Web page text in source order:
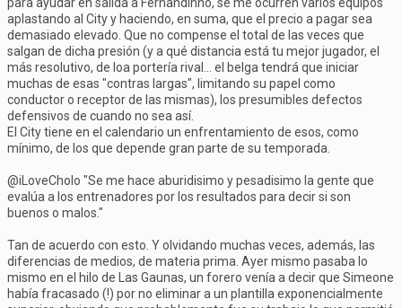
aplastando al City y haciendo, en suma, que el precio a pagar sea
demasiado elevado. Que no compense el total de las veces que
salgan de dicha presión (y a qué distancia está tu mejor jugador, el
más resolutivo, de loa portería rival... el belga tendrá que iniciar
muchas de esas "contras largas", limitando su papel como
conductor o receptor de las mismas), los presumibles defectos
defensivos de cuando no sea así.
El City tiene en el calendario un enfrentamiento de esos, como
mínimo, de los que depende gran parte de su temporada.
@iLoveCholo "Se me hace aburidisimo y pesadisimo la gente que
evalúa a los entrenadores por los resultados para decir si son
buenos o malos."
Tan de acuerdo con esto. Y olvidando muchas veces, además, las
diferencias de medios, de materia prima. Ayer mismo pasaba lo
mismo en el hilo de Las Gaunas, un forero venía a decir que Simeone
había fracasado (!) por no eliminar a un plantilla exponencialmente